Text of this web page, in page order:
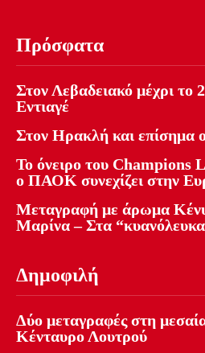
Πρόσφατα
Στον Λεβαδειακό μέχρι το
Εντιαγέ
Στον Ηρακλή και επίσημα
Το όνειρο του Champions
ο ΠΑΟΚ συνεχίζει στην
Μεταγραφή με άρωμα
Μαρίνα – Στα
Δημοφιλή
Δύο μεταγραφές στη
Κένταυρο Λουτρού